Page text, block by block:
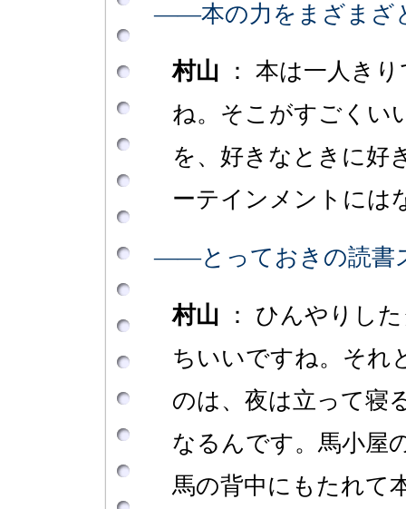
――本の力をまざまざ
村山 ： 本は一人き
ね。そこがすごくい
を、好きなときに好
ーテインメントには
――とっておきの読書
村山 ： ひんやりし
ちいいですね。それ
のは、夜は立って寝
なるんです。馬小屋
馬の背中にもたれて